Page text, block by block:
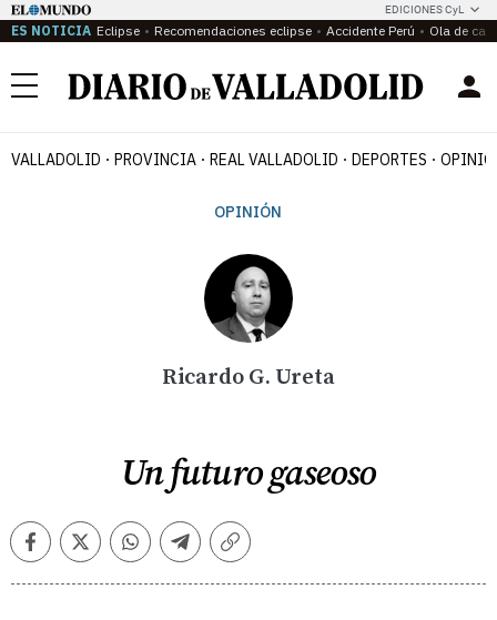
EDICIONES CyL
ES NOTICIA Eclipse Recomendaciones eclipse Accidente Perú Ola de
Menú
VALLADOLID PROVINCIA REAL VALLADOLID DEPORTES
OPINIÓN
Ricardo G. Ureta
Un futuro gaseoso
FacebookTwitterWhatsappTelegramCopiar